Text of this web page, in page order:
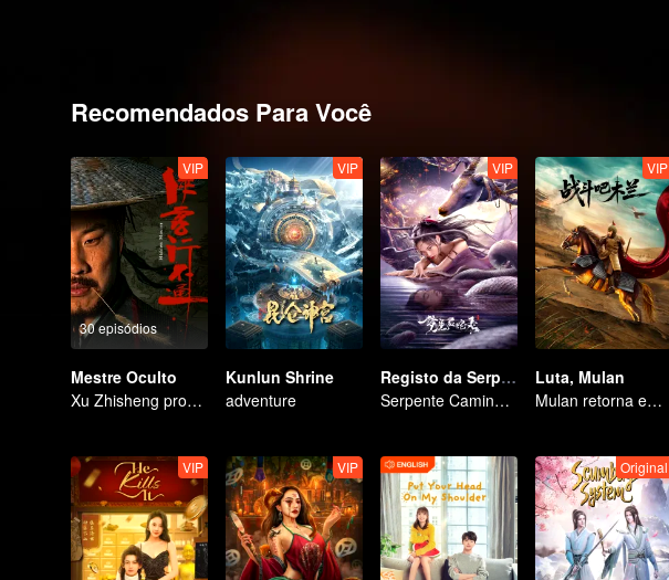
Recomendados Para Você
30 episódios
VIP
Mestre Oculto
Xu Zhisheng provoca uma tempestade hilariante no mundo marcial
VIP
Kunlun Shrine
adventure
VIP
Registo da Serpente Espiritual no Pesadelo
Serpente Caminhante dos Sonhos e o Passado do Imortal da Espada
VIP
Luta, Mulan
Mulan retorna em armadura e causa destruição
VIP VIP Original